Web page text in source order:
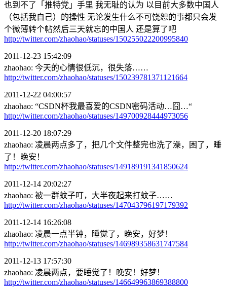
也到不了「推特党」手里 我无耻的认为 以目前大多数中国人
（包括我自己）的操性 无论发生什么不可饶恕的事都只会发
个微薄转个帖然后三天就忘的中国人 还是算了吧
http://twitter.com/zhaohao/statuses/150255022200995840
2011-12-23 15:42:09
zhaohao: 今天的心情很低沉，很失落……
http://twitter.com/zhaohao/statuses/150239781371121664
2011-12-22 04:00:57
zhaohao: “CSDN杯我最喜爱的CSDN密码活动…囧…“
http://twitter.com/zhaohao/statuses/149700928444973056
2011-12-20 18:07:29
zhaohao: 凌晨两点多了，把几个文件整完也洗了澡，困了，睡
了！晚安！
http://twitter.com/zhaohao/statuses/149189191341850624
2011-12-14 20:02:27
zhaohao: 被一群蚊子叮，大半夜起来打蚊子……
http://twitter.com/zhaohao/statuses/147043796197179392
2011-12-14 16:26:08
zhaohao: 凌晨一点半钟，睡觉了，晚安，好梦！
http://twitter.com/zhaohao/statuses/146989358631747584
2011-12-13 17:57:30
zhaohao: 凌晨两点，要睡觉了！晚安！好梦！
http://twitter.com/zhaohao/statuses/146649963869388800